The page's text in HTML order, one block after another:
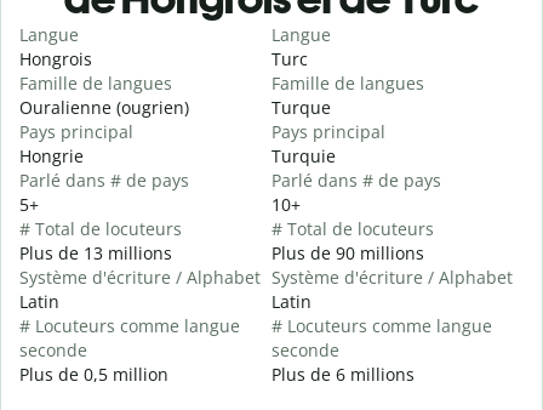
Langue
Hongrois
Famille de langues
Ouralienne (ougrien)
Pays principal
Hongrie
Parlé dans # de pays
5+
# Total de locuteurs
Plus de 13 millions
Système d'écriture / Alphabet
Latin
# Locuteurs comme langue
seconde
Plus de 0,5 million
Langue
Turc
Famille de langues
Turque
Pays principal
Turquie
Parlé dans # de pays
10+
# Total de locuteurs
Plus de 90 millions
Système d'écriture / Alphabet
Latin
# Locuteurs comme langue
seconde
Plus de 6 millions